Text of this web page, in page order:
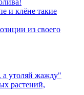
и клёне такие
из своего
а утоляй жажду"
растений,